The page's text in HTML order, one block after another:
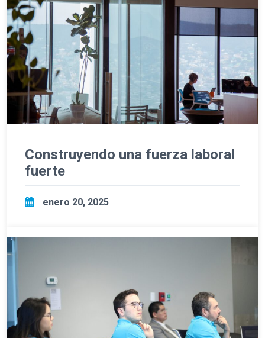
Construyendo una fuerza laboral
fuerte
enero 20, 2025